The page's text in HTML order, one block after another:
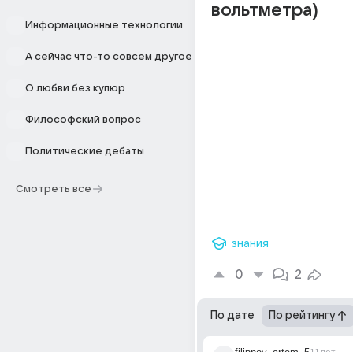
Информационные технологии
А сейчас что-то совсем другое
О любви без купюр
Философский вопрос
Политические дебаты
Смотреть все
вольтметра)
знания
0 2
По дате По рейтингу